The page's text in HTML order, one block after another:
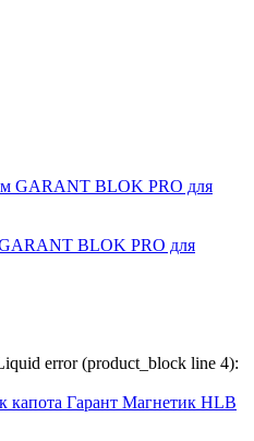
GARANT BLOK PRO для
error (product_block line 4):